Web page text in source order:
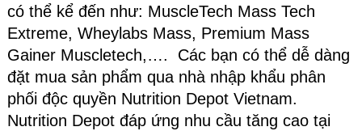
có thể kể đến như: MuscleTech Mass Tech
Extreme, Wheylabs Mass, Premium Mass
Gainer Muscletech,…. Các bạn có thể dễ dàng
đặt mua sản phẩm qua nhà nhập khẩu phân
phối độc quyền Nutrition Depot Vietnam.
Nutrition Depot đáp ứng nhu cầu tăng cao tại